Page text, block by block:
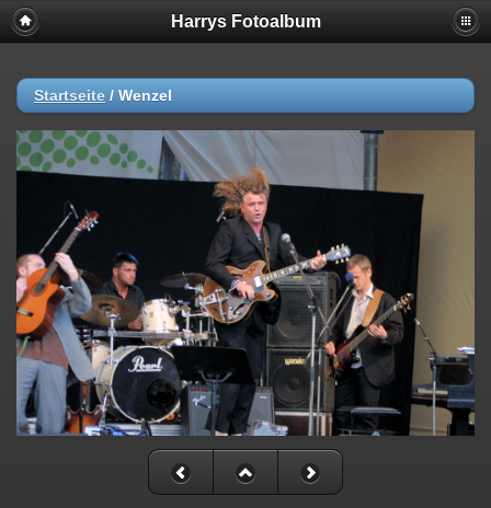
Harrys Fotoalbum
Startseite / Wenzel